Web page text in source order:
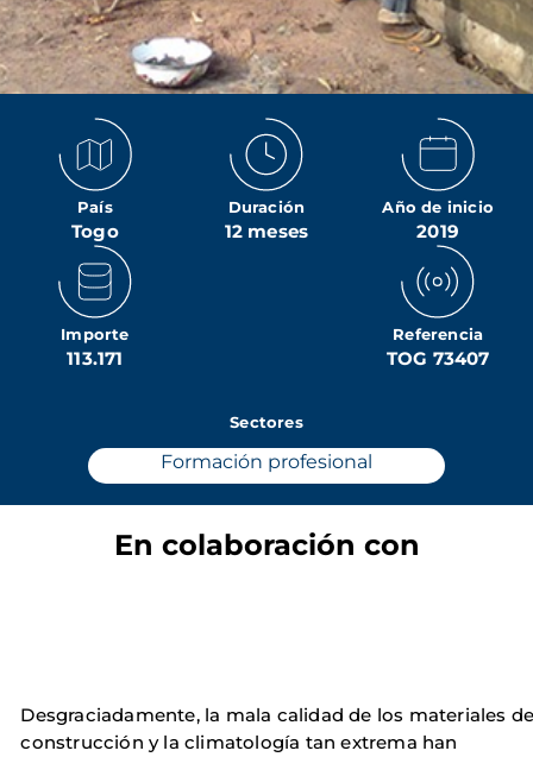
País
Togo
Duración
12 meses
Año de inicio
2019
Importe
113.171
Referencia
TOG 73407
Sectores
Formación profesional
En colaboración con
Desgraciadamente, la mala calidad de los materiales
construcción y la climatología tan extrema han